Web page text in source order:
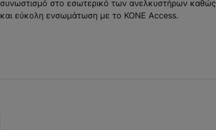
συνωστισμό στο εσωτερικό των ανελκυστήρων καθώς
και εύκολη ενσωμάτωση με το KONE Access.